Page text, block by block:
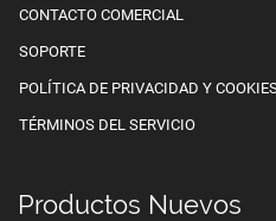
CONTACTO COMERCIAL
SOPORTE
POLÍTICA DE PRIVACIDAD Y
TÉRMINOS DEL SERVICIO
Productos Nuevos